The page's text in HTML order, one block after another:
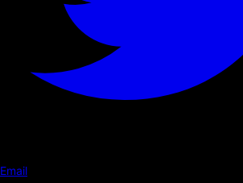
Email